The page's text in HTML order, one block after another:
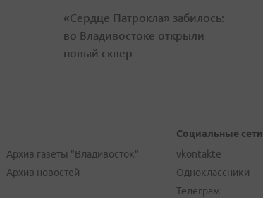
«Сердце Патрокла» забилось:
во Владивостоке открыли
новый сквер
Архив газеты "Владивосток"
Архив новостей
Социальные сети
vkontakte
Одноклассники
Телеграм